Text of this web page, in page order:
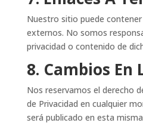
Nuestro sitio puede
externos. No somos
privacidad o contenido de
8. Cambios En
Nos reservamos el derecho
de Privacidad en cualquier
será publicado en esta